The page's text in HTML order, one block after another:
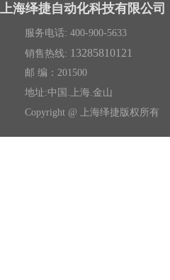
上海绎捷自动化科技有限公司
服务电话: 400-900-5633
销售热线: 13285810121
邮 编：201500
地址:中国.上海.金山
Copyright @ 上海绎捷版权所有